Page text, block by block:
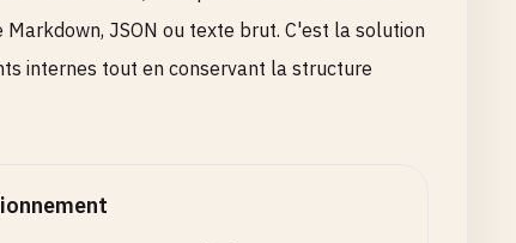
JSON ou texte brut. C'est la solution
internes tout en conservant la structure